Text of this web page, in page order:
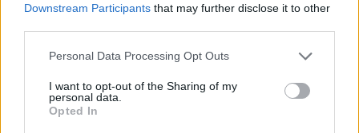
Downstream Participants that may further disclose it to other
Personal Data Processing Opt Outs
I want to opt-out of the Sharing of my
personal data.
Opted In